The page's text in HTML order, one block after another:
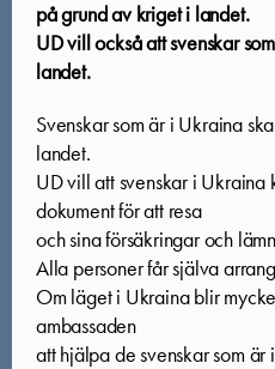
på grund av kriget i landet.
UD vill också att svenskar
landet.
Svenskar som är i Ukraina
landet.
UD vill att svenskar i Ukraina
dokument för att resa
och sina försäkringar och
Alla personer får själva
Om läget i Ukraina blir
ambassaden
att hjälpa de svenskar som är